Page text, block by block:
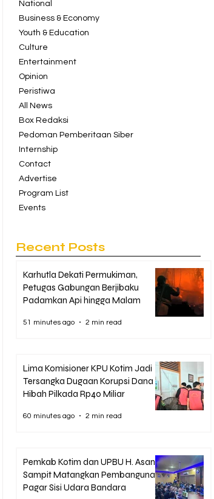
National
Business & Economy
Youth & Education
Culture
Entertainment
Opinion
Peristiwa
All News
Box Redaksi
Pedoman Pemberitaan Siber
Internship
Contact
Advertise
Program List
Events
Recent Posts
Karhutla Dekati Permukiman,
Petugas Gabungan Berjibaku
Padamkan Api hingga Malam
51 minutes ago 2 min read
Lima Komisioner KPU Kotim Jadi
Tersangka Dugaan Korupsi Dana
Hibah Pilkada Rp40 Miliar
60 minutes ago 2 min read
Pemkab Kotim dan UPBU H. Asan
Sampit Matangkan Pembangunan
Pagar Sisi Udara Bandara